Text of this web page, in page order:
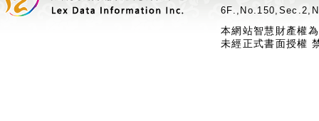
本網站智慧財產權
未經正式書面授權